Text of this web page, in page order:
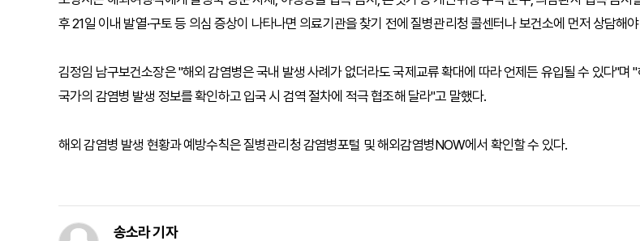
후 21일 이내 발열·구토 등 의심 증상이 나타나면 의료기관을 찾기 전에 질병관리청 콜센터나 보건소에 먼저 상담해
김정임 남구보건소장은 "해외 감염병은 국내 발생 사례가 없더라도 국제교류 확대에 따라 언제든 유입될 수 있다"며
국가의 감염병 발생 정보를 확인하고 입국 시 검역 절차에 적극 협조해 달라"고 말했다.
해외 감염병 발생 현황과 예방수칙은 질병관리청 감염병포털 및 해외감염병NOW에서 확인할 수 있다.
송소라 기자